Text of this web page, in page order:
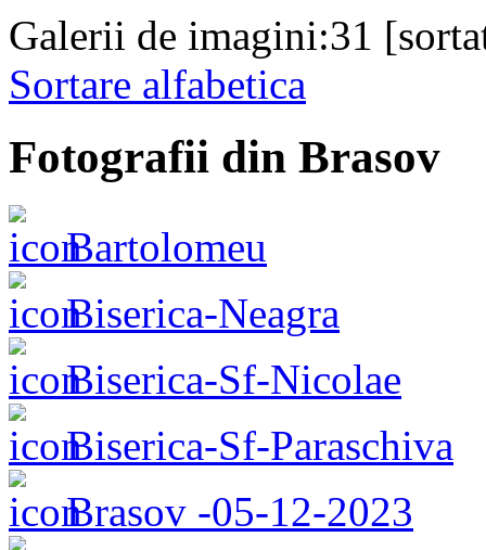
Galerii de imagini:31 [
Sortare alfabetica
Fotografii din Brasov
Bartolomeu
Biserica-Neagra
Biserica-Sf-Nicolae
Biserica-Sf-Paraschiva
Brasov -05-12-2023